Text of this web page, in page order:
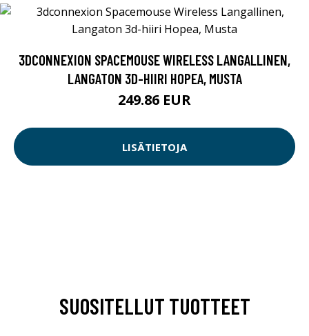
3DCONNEXION SPACEMOUSE WIRELESS LANGALLINEN,
LANGATON 3D-HIIRI HOPEA, MUSTA
249.86 EUR
LISÄTIETOJA
SUOSITELLUT TUOTTEET